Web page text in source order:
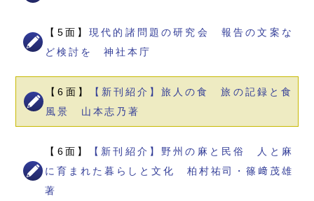
【5面】現代的諸問題の研究会 報告の文案な
ど検討を 神社本庁
【6面】
【新刊紹介】旅人の食 旅の記録と食
風景 山本志乃著
【6面】
【新刊紹介】野州の麻と民俗 人と麻
に育まれた暮らしと文化 柏村祐司・篠﨑茂雄
著